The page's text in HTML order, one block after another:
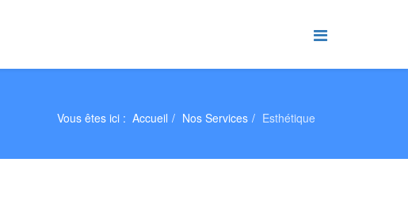
Vous êtes ici : Accueil Nos Services Esthétique